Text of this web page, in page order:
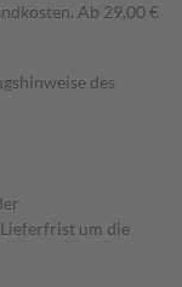
Ab 29,00 €
des
um die